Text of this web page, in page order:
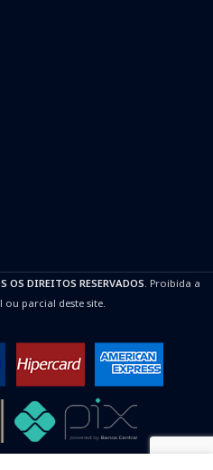
OS DIREITOS RESERVADOS. Proibida a
parcial deste site.